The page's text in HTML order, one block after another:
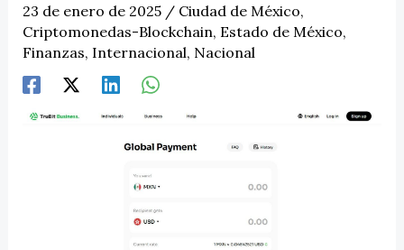
23 de enero de 2025 / Ciudad de México,
Criptomonedas-Blockchain, Estado de México,
Finanzas, Internacional, Nacional